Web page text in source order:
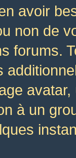
avoir
non de
forums.
à un